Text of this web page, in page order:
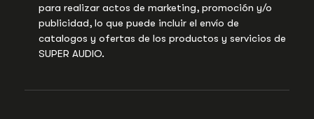
para realizar actos de marketing, promoción y/o
publicidad, lo que puede incluir el envío de
catalogos y ofertas de los productos y servicios de
SUPER AUDIO.